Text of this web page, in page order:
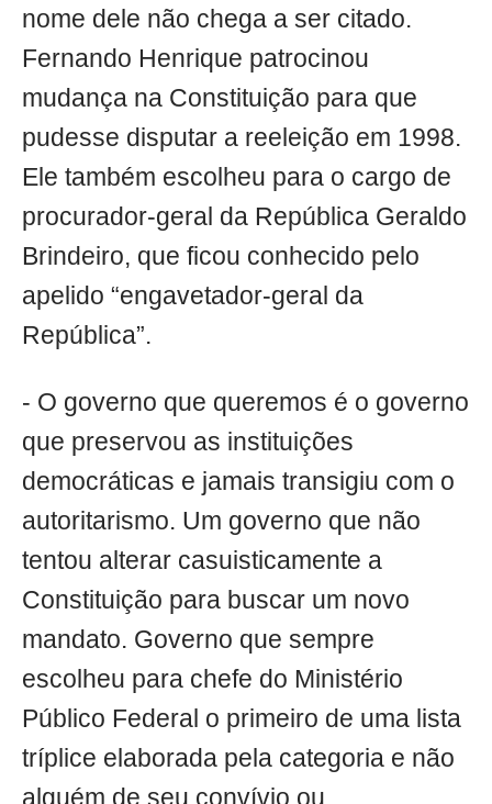
nome dele não chega a ser citado.
Fernando Henrique patrocinou
mudança na Constituição para que
pudesse disputar a reeleição em 1998.
Ele também escolheu para o cargo de
procurador-geral da República Geraldo
Brindeiro, que ficou conhecido pelo
apelido “engavetador-geral da
República”.
- O governo que queremos é o governo
que preservou as instituições
democráticas e jamais transigiu com o
autoritarismo. Um governo que não
tentou alterar casuisticamente a
Constituição para buscar um novo
mandato. Governo que sempre
escolheu para chefe do Ministério
Público Federal o primeiro de uma lista
tríplice elaborada pela categoria e não
alguém de seu convívio ou